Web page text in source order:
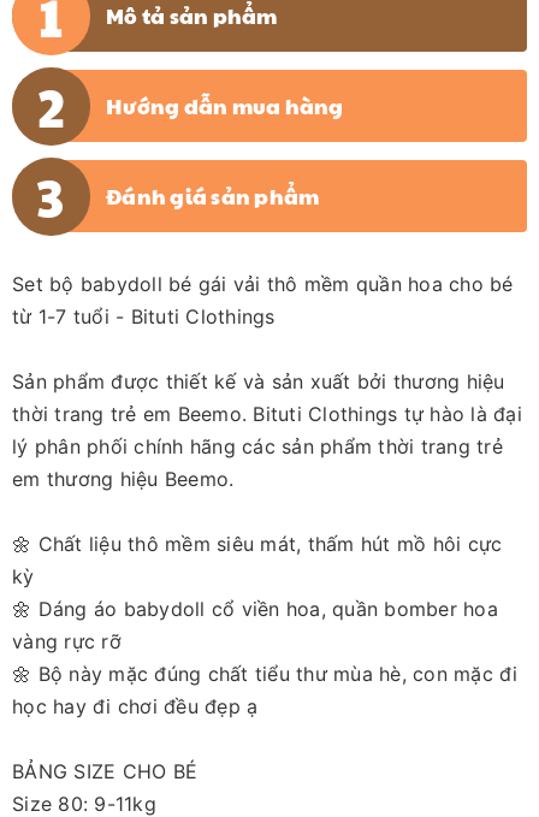
Mô tả sản phẩm
Hướng dẫn mua hàng
Đánh giá sản phẩm
Set bộ babydoll bé gái vải thô mềm quần hoa cho bé
từ 1-7 tuổi - Bituti Clothings
Sản phẩm được thiết kế và sản xuất bởi thương hiệu
thời trang trẻ em Beemo. Bituti Clothings tự hào là đại
lý phân phối chính hãng các sản phẩm thời trang trẻ
em thương hiệu Beemo.
🌼 Chất liệu thô mềm siêu mát, thấm hút mồ hôi cực
kỳ
🌼 Dáng áo babydoll cổ viền hoa, quần bomber hoa
vàng rực rỡ
🌼 Bộ này mặc đúng chất tiểu thư mùa hè, con mặc đi
học hay đi chơi đều đẹp ạ
BẢNG SIZE CHO BÉ
Size 80: 9-11kg